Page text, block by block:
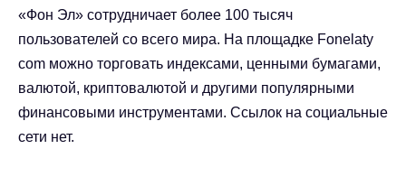
«Фон Эл» сотрудничает более 100 тысяч
пользователей со всего мира. На площадке Fonelaty
com можно торговать индексами, ценными бумагами,
валютой, криптовалютой и другими популярными
финансовыми инструментами. Ссылок на социальные
сети нет.